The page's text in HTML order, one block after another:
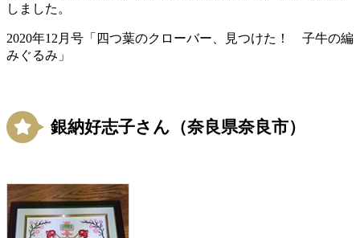
しました。
2020年12月号「四つ葉のクローバー、見つけた！ 子牛の編
みぐるみ」
銀納好志子さん（奈良県奈良市）